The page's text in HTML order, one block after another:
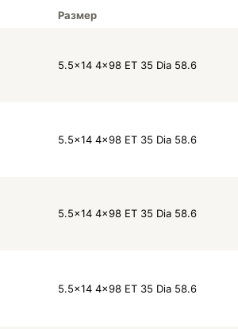
Размер
5.5x14 4x98 ET 35 Dia 58.6
5.5x14 4x98 ET 35 Dia 58.6
5.5x14 4x98 ET 35 Dia 58.6
5.5x14 4x98 ET 35 Dia 58.6